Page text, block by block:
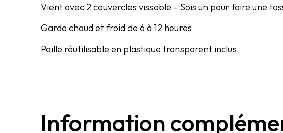
Vient avec 2 couvercles vissable – Sois un pour faire une
Garde chaud et froid de 6 à 12 heures
Paille réutilisable en plastique transparent inclus
Information